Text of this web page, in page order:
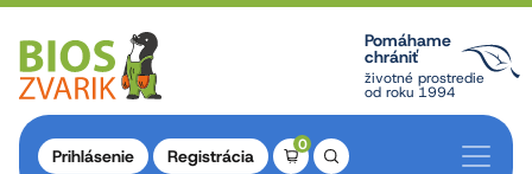
Pomáhame
chrániť
životné prostredie
od roku 1994
Prihlásenie Registrácia
0